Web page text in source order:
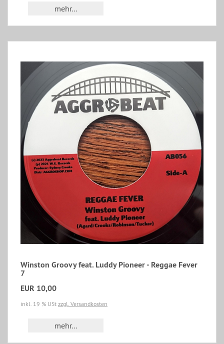
mehr...
Winston Groovy feat. Luddy Pioneer - Reggae Fever
7
EUR 10,00
inkl. 19 % USt zzgl. Versandkosten
mehr...